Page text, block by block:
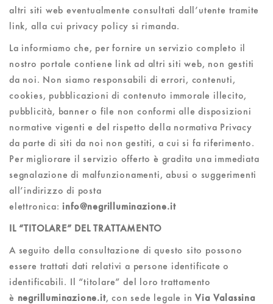
altri siti web eventualmente consultati dall’utente tramite
link, alla cui privacy policy si rimanda.
La informiamo che, per fornire un servizio completo il
nostro portale contiene link ad altri siti web, non gestiti
da noi. Non siamo responsabili di errori, contenuti,
cookies, pubblicazioni di contenuto immorale illecito,
pubblicità, banner o file non conformi alle disposizioni
normative vigenti e del rispetto della normativa Privacy
da parte di siti da noi non gestiti, a cui si fa riferimento.
Per migliorare il servizio offerto è gradita una immediata
segnalazione di malfunzionamenti, abusi o suggerimenti
all’indirizzo di posta
elettronica: info@negrilluminazione.it
IL “TITOLARE” DEL TRATTAMENTO
A seguito della consultazione di questo sito possono
essere trattati dati relativi a persone identificate o
identificabili. Il “titolare” del loro trattamento
è negrilluminazione.it, con sede legale inVia Valassina